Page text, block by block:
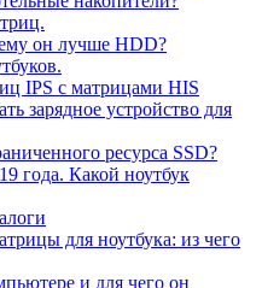
он лучше HDD?
IPS с матрицами HIS
зарядное устройство для
ресурса SSD?
года. Какой ноутбук
для ноутбука: из чего
и для чего он